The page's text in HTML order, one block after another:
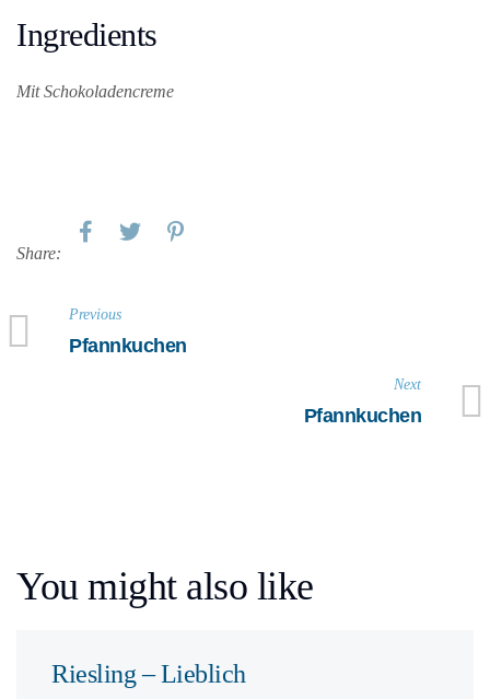
Ingredients
Mit Schokoladencreme
Share:
Previous
Pfannkuchen
Next
Pfannkuchen
You might also like
Riesling – Lieblich